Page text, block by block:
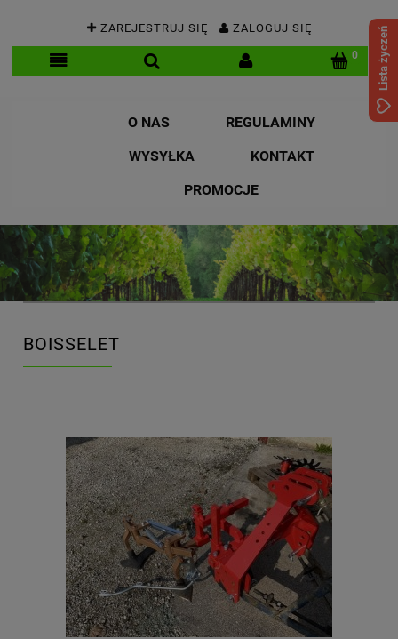
ZAREJESTRUJ SIĘ ZALOGUJ SIĘ
O NAS
REGULAMINY
WYSYŁKA
KONTAKT
PROMOCJE
BOISSELET
Lista życzeń